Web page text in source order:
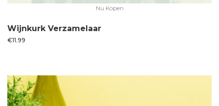
Nu Kopen
Wijnkurk Verzamelaar
€11.99